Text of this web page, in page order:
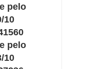
pelo
10
pelo
10